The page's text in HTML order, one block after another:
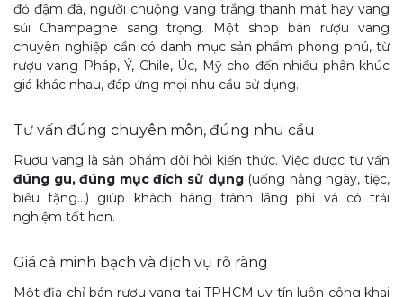
đỏ đậm đà, người chuộng vang trắng thanh mát hay vang
sủi Champagne sang trọng. Một shop bán rượu vang
chuyên nghiệp cần có danh mục sản phẩm phong phú, từ
rượu vang Pháp, Ý, Chile, Úc, Mỹ cho đến nhiều phân khúc
giá khác nhau, đáp ứng mọi nhu cầu sử dụng.
Tư vấn đúng chuyên môn, đúng nhu cầu
Rượu vang là sản phẩm đòi hỏi kiến thức. Việc được tư vấn
đúng gu, đúng mục đích sử dụng(uống hằng ngày, tiệc,
biếu tặng…) giúp khách hàng tránh lãng phí và có trải
nghiệm tốt hơn.
Giá cả minh bạch và dịch vụ rõ ràng
Một địa chỉ bán rượu vang tại TPHCM uy tín luôn công khai